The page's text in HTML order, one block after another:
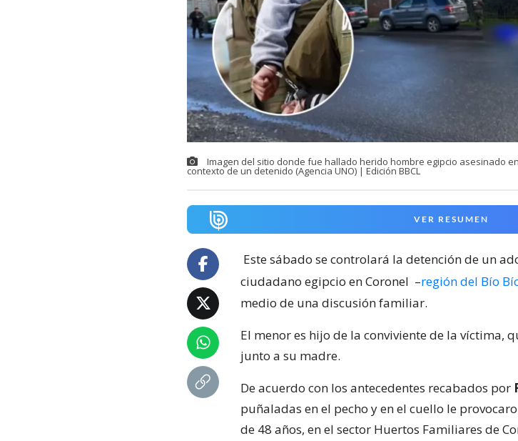
Imagen del sitio donde fue hallado herido hombre egipcio asesinado
contexto de un detenido (Agencia UNO) | Edición BBCL
VER RESUMEN
Este sábado se controlará la detención de un
ciudadano egipcio en Coronel –región del Bío
medio de una discusión familiar.
El menor es hijo de la conviviente de la víctima,
junto a su madre.
De acuerdo con los antecedentes recabados por
puñaladas en el pecho y en el cuello le
de 48 años, en el sector Huertos Familiares de